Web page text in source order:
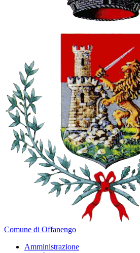
Comune di Offanengo
Amministrazione